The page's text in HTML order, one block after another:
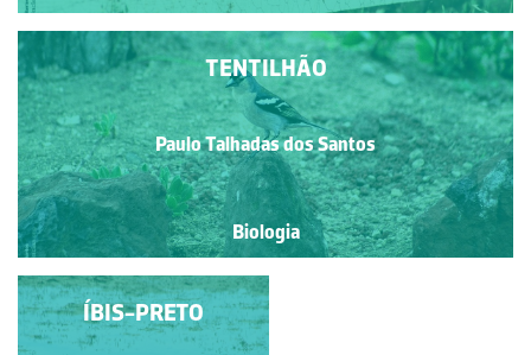
TENTILHÃO
Paulo Talhadas dos Santos
Biologia
NINHO DE BORRELHO
ÍBIS-PRETO